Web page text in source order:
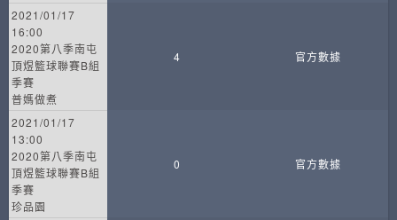
2021/01/17
16:00
2020第八季南屯
頂煜籃球聯賽B組
季賽
普媽做煮
4 官方數據
2021/01/17
13:00
2020第八季南屯
頂煜籃球聯賽B組
季賽
珍品園
0 官方數據